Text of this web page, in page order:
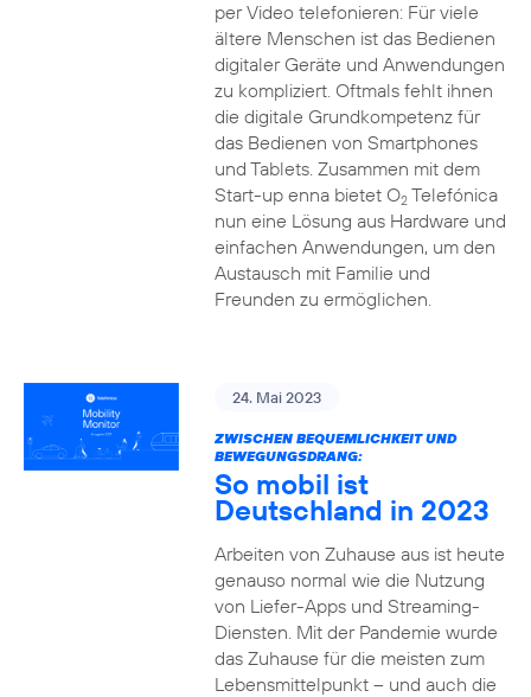
per Video telefonieren: Für viele
ältere Menschen ist das Bedienen
digitaler Geräte und Anwendungen
zu kompliziert. Oftmals fehlt ihnen
die digitale Grundkompetenz für
das Bedienen von Smartphones
und Tablets. Zusammen mit dem
Start-up enna bietet O2Telefónica
nun eine Lösung aus Hardware und
einfachen Anwendungen, um den
Austausch mit Familie und
Freunden zu ermöglichen.
24. Mai 2023
ZWISCHEN BEQUEMLICHKEIT UND
BEWEGUNGSDRANG:
So mobil ist
Deutschland in 2023
Arbeiten von Zuhause aus ist heute
genauso normal wie die Nutzung
von Liefer-Apps und Streaming-
Diensten. Mit der Pandemie wurde
das Zuhause für die meisten zum
Lebensmittelpunkt – und auch die